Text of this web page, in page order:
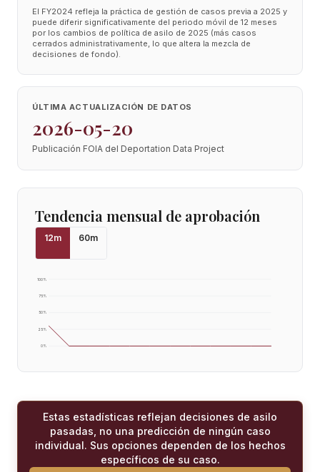
El FY2024 refleja la práctica de gestión de casos previa a 2025 y
puede diferir significativamente del periodo móvil de 12 meses
por los cambios de política de asilo de 2025 (más casos
cerrados administrativamente, lo que altera la mezcla de
decisiones de fondo).
ÚLTIMA ACTUALIZACIÓN DE DATOS
2026-05-20
Publicación FOIA del Deportation Data Project
Tendencia mensual de aprobación
12m 60m
0%
25%
50%
75%
100%
Estas estadísticas reflejan decisiones de asilo
pasadas, no una predicción de ningún caso
individual. Sus opciones dependen de los hechos
específicos de su caso.